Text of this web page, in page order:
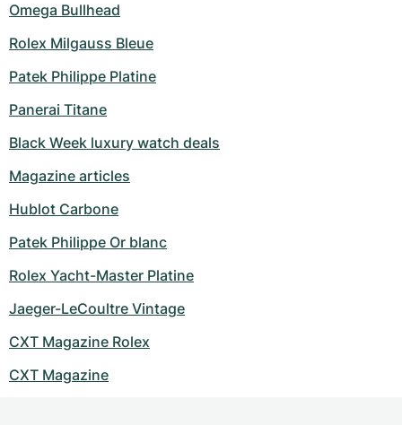
Omega Bullhead
Rolex Milgauss Bleue
Patek Philippe Platine
Panerai Titane
Black Week luxury watch deals
Magazine articles
Hublot Carbone
Patek Philippe Or blanc
Rolex Yacht-Master Platine
Jaeger-LeCoultre Vintage
CXT Magazine Rolex
CXT Magazine